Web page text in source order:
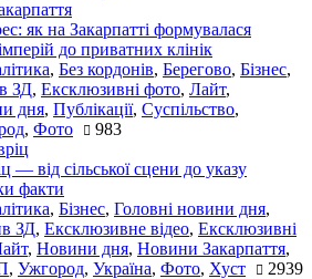
як на Закарпатті формувалася
до приватних клінік
, Без кордонів, Берегово, Бізнес,
ЗД, Ексклюзивні фото, Лайт,
дня, Публікації, Суспільство,
, Фото 983
— від сільської сцени до указу
факти
, Бізнес, Головні новини дня,
ЗД, Ексклюзивне відео, Ексклюзивні
, Новини дня, Новини Закарпаття,
, Ужгород, Україна, Фото, Хуст 2939